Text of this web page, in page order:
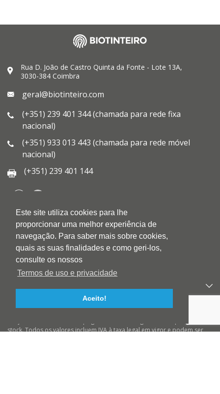
Este site utiliza cookies para lhe
proporcionar uma melhor experiência de
navegação. Para saber mais sobre cookies,
quais as suas finalidades e como geri-los,
consulte os nossos
Termos de uso e privacidade
Aceito!
Rua D. João de Castro Quinta da Fonte - Lote 13A,
3030-384 Coimbra
geral@biotinteiro.com
(+351) 239 401 344 (chamada para rede fixa
nacional)
(+351) 933 013 443 (chamada para rede móvel
nacional)
(+351) 239 401 144
QUEM SOMOS
QUALIDADE
AMBIENTE
BLOG
CONTACTOS
stock. Todos os valores incluem IVA à taxa legal em vigor e podem ser